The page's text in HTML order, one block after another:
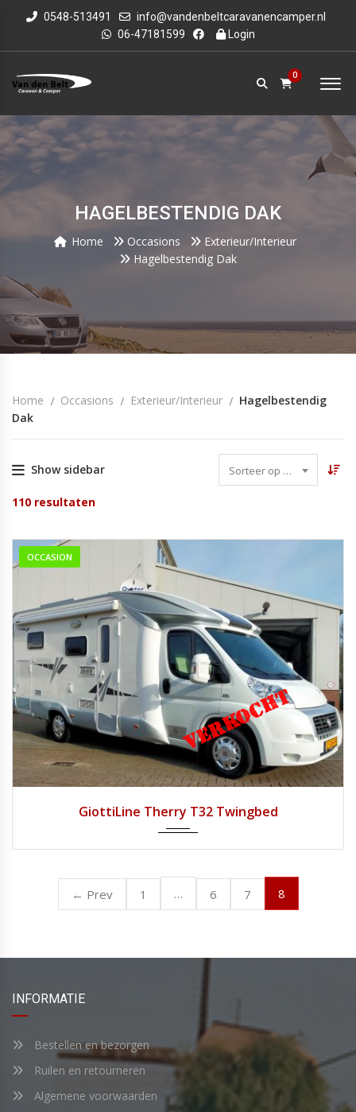
0548-513491
info@vandenbeltcaravanencamper.nl
06-47181599
Login
0
HAGELBESTENDIG DAK
Home Occasions
Exterieur/Interieur
Hagelbestendig Dak
Home Occasions Exterieur/Interieur
Hagelbestendig
Dak
Show sidebar Sorteer op datum
110 resultaten
OCCASION
GiottiLine Therry T32 Twingbed
← Prev 1 … 6 7 8
INFORMATIE
Bestellen en bezorgen
Ruilen en retourneren
Algemene voorwaarden